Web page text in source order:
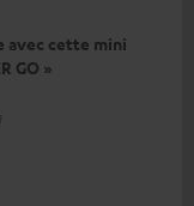
avec cette mini
GO »